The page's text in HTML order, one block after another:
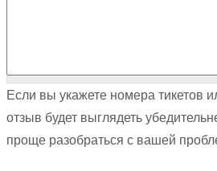
Если вы укажете номера тикетов
отзыв будет выглядеть
проще разобраться с вашей